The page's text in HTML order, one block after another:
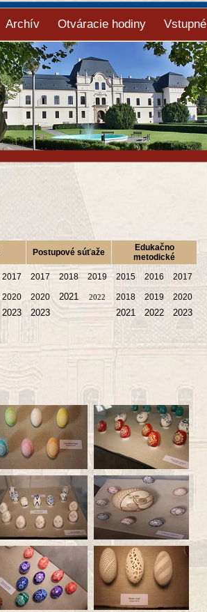
Archív Otváracie hodiny Vstupné
Postupové súťaže
Edukačno
metodické
2017 2017 2018 2019 2015 2016 2017
2020 2020 2021 2022 2018 2019 2020
2023 2023 2021 2022 2023